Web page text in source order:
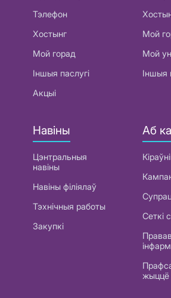
Тэлефон
Хостынг
Мой горад
Іншыя паслугі
Акцыі
Мой
Мой
Іншыя
Навіны
Цэнтральныя
навіны
Навіны філіялаў
Тэхнічныя работы
Закупкі
Аб
Сеткі
жыццё